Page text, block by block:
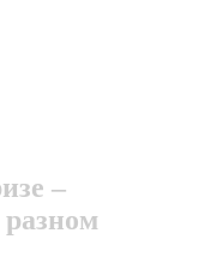
–
разном